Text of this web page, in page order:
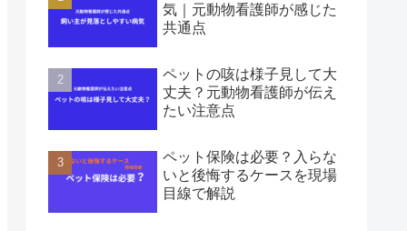
気｜元動物看護師が感じた
共通点
ペットの咳は様子見して大
丈夫？元動物看護師が伝え
たい注意点
ペット保険は必要？入らな
いと後悔するケースを現場
目線で解説